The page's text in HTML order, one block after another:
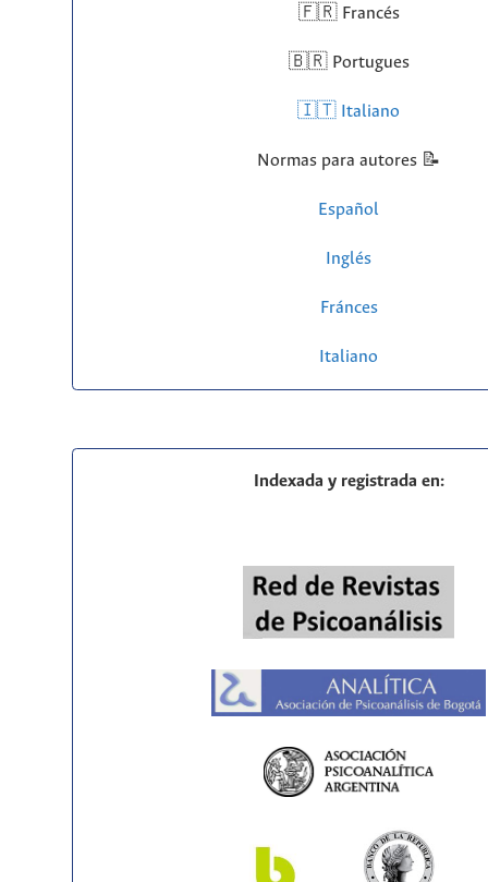
🇫🇷 Francés
🇧🇷 Portugues
🇮🇹 Italiano
Normas para autores 📝
Español
Inglés
Fránces
Italiano
Indexada y registrada en: